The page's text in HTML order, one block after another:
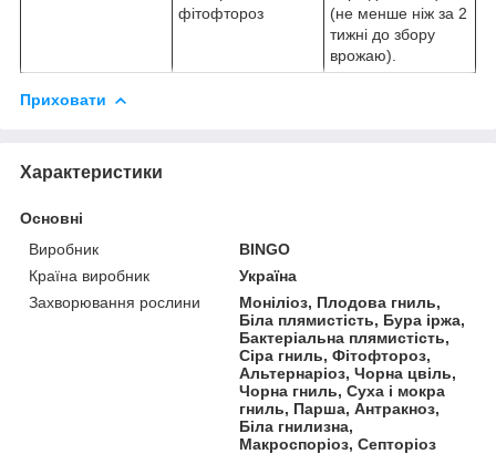
фітофтороз
(не менше ніж за 2
тижні до збору
врожаю).
Приховати
Характеристики
Основні
Виробник
BINGO
Країна виробник
Україна
Захворювання рослини
Моніліоз, Плодова гниль,
Біла плямистість, Бура іржа,
Бактеріальна плямистість,
Сіра гниль, Фітофтороз,
Альтернаріоз, Чорна цвіль,
Чорна гниль, Суха і мокра
гниль, Парша, Антракноз,
Біла гнилизна,
Макроспоріоз, Септоріоз